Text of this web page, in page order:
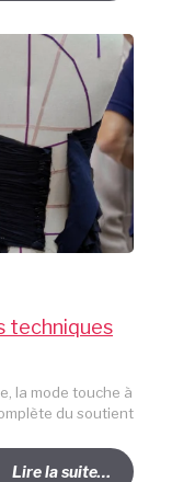
techniques
la mode touche à
du soutient
Lire la suite…